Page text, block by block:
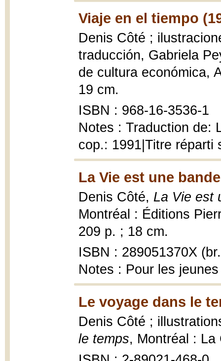
Viaje en el tiempo
Denis Côté ;
traducción, Gabriela
de cultura económica,
19 cm.
ISBN : 968-16-3536-1
Notes : Traduction de:
cop.: 1991|Titre réparti
La Vie est une
Denis Côté, La Vie est
Montréal : Éditions
209 p. ; 18 cm.
ISBN : 289051370X
Notes : Pour les jeunes
Le voyage dans le
Denis Côté ;
le temps, Montréal : La